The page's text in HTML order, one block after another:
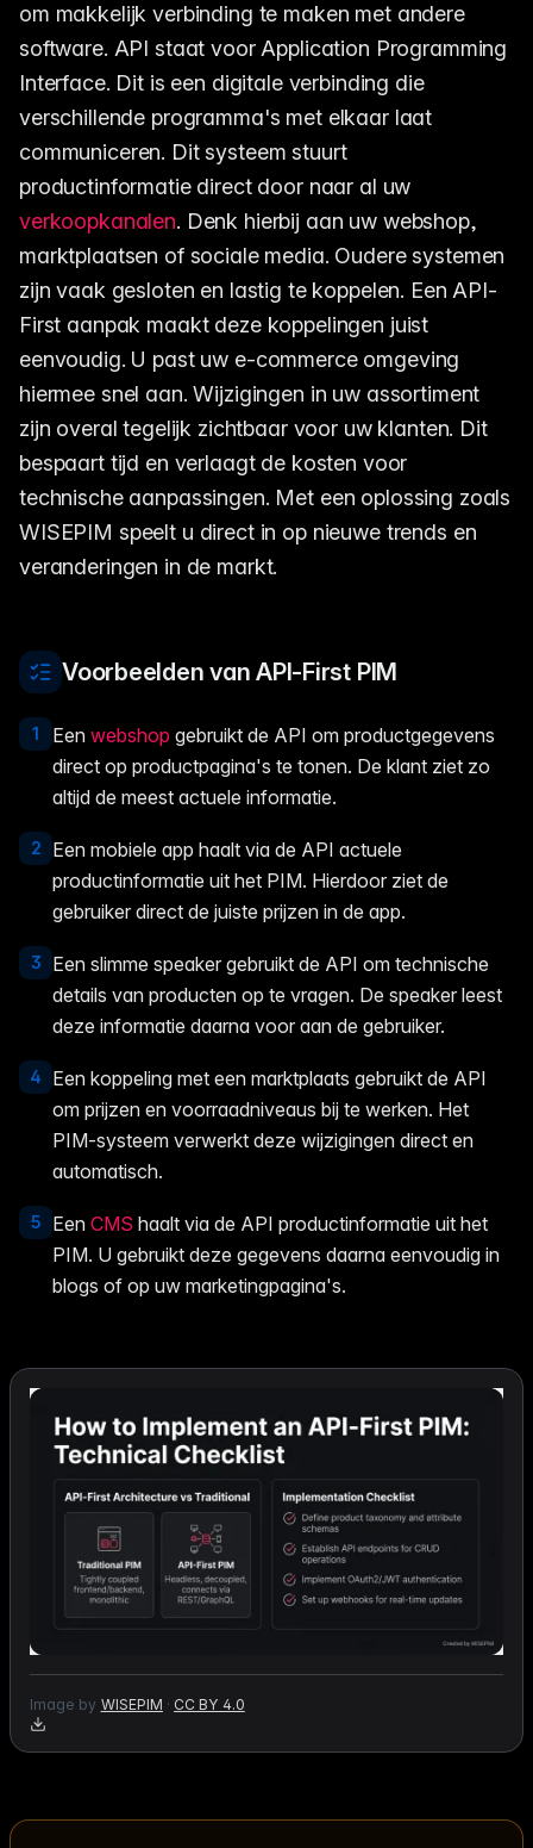
om makkelijk verbinding te maken met andere
software. API staat voor Application Programming
Interface. Dit is een digitale verbinding die
verschillende programma's met elkaar laat
communiceren. Dit systeem stuurt
productinformatie direct door naar al uw
verkoopkanalen. Denk hierbij aan uw webshop,
marktplaatsen of sociale media. Oudere systemen
zijn vaak gesloten en lastig te koppelen. Een API-
First aanpak maakt deze koppelingen juist
eenvoudig. U past uw e-commerce omgeving
hiermee snel aan. Wijzigingen in uw assortiment
zijn overal tegelijk zichtbaar voor uw klanten. Dit
bespaart tijd en verlaagt de kosten voor
technische aanpassingen. Met een oplossing zoals
WISEPIM speelt u direct in op nieuwe trends en
veranderingen in de markt.
Voorbeelden van API-First PIM
1 Een webshop gebruikt de API om productgegevens
direct op productpagina's te tonen. De klant ziet zo
altijd de meest actuele informatie.
2
Een mobiele app haalt via de API actuele
productinformatie uit het PIM. Hierdoor ziet de
gebruiker direct de juiste prijzen in de app.
3
Een slimme speaker gebruikt de API om technische
details van producten op te vragen. De speaker leest
deze informatie daarna voor aan de gebruiker.
4
Een koppeling met een marktplaats gebruikt de API
om prijzen en voorraadniveaus bij te werken. Het
PIM-systeem verwerkt deze wijzigingen direct en
automatisch.
5 Een CMS haalt via de API productinformatie uit het
PIM. U gebruikt deze gegevens daarna eenvoudig in
blogs of op uw marketingpagina's.
Image by WISEPIM · CC BY 4.0